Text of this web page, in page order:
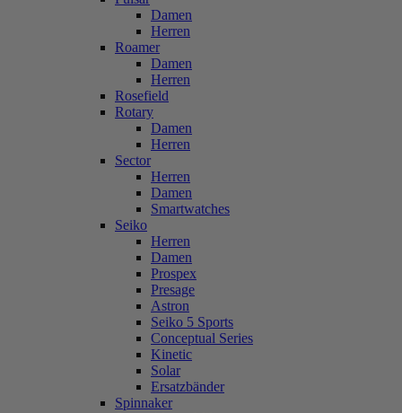
Damen
Herren
Roamer
Damen
Herren
Rosefield
Rotary
Damen
Herren
Sector
Herren
Damen
Smartwatches
Seiko
Herren
Damen
Prospex
Presage
Astron
Seiko 5 Sports
Conceptual Series
Kinetic
Solar
Ersatzbänder
Spinnaker